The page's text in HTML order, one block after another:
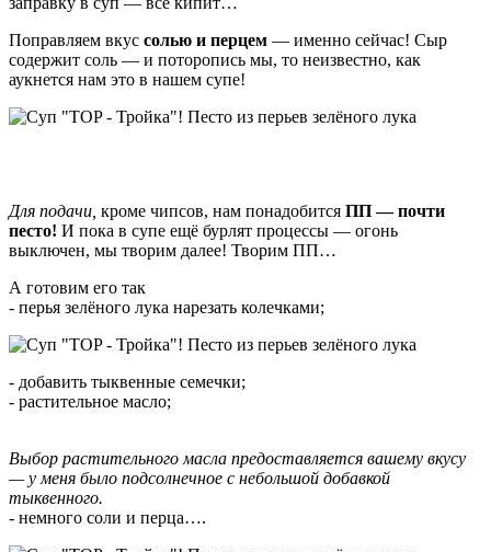
Поправляем вкус солью и перцем — именно сейчас! Сыр
содержит соль — и поторопись мы, то неизвестно, как
аукнется нам это в нашем супе!
Для подачи, кроме чипсов, нам понадобится ПП — почти
песто! И пока в супе ещё бурлят процессы — огонь
выключен, мы творим далее! Творим ПП…
А готовим его так
- перья зелёного лука нарезать колечками;
- добавить тыквенные семечки;
- растительное масло;
Выбор растительного масла предоставляется вашему вкусу
— у меня было подсолнечное с небольшой добавкой
тыквенного.
- немного соли и перца….